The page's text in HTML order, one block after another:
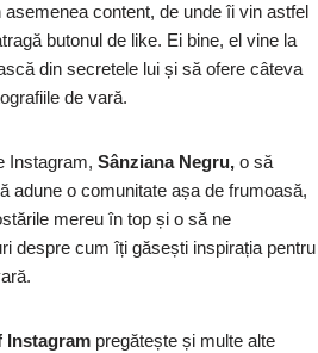
content, de unde îi vin astfel
butonul de like. Ei bine, el vine la
din secretele lui și să ofere câteva
de vară.
Instagram, Sânziana Negru, o să
adune o comunitate așa de frumoasă,
mereu în top și o să ne
despre cum îți găsești inspirația pentru
Instagram pregătește și multe alte